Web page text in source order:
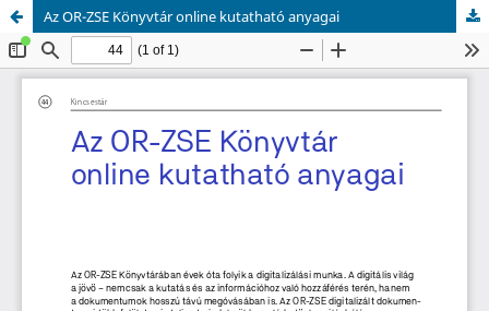
Az OR-ZSE Könyvtár online kutatható anyagai